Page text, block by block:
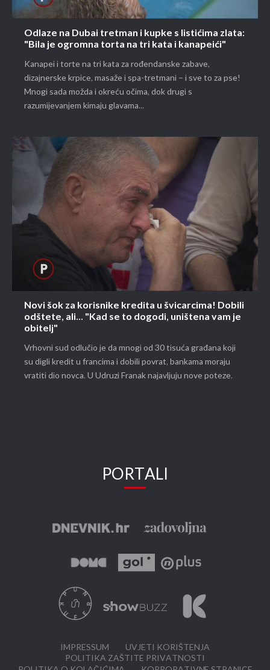
Odlaze na Dubai tretman i kupke s listićima zlata:
"Bila je ogromna torta na tri kata i kanapeići"
Kanapei i torte na tri kata za rođendanske zabave,
dizajnerske krpice, masaže i spa-tretmani – i sve to za pse!
Mnogi sada možda i okreću očima, dok drugi s
razumijevanjem kimaju glavama...
Novi šok za korisnike kredita u švicarcima! Dobili
odštete, ali... "Kad se to dogodi, uništena vam je
obitelj"
Vrhovni sud odlučio je da mnogi od 30 tisuća građana koji
su digli kredit u francima i dobili povrat, bankama moraju
vratiti dio novca. U Udruzi Franak najavljuju nove poteze.
PORTALI
IMPRESSUM
UVJETI KORIŠTENJA
POLITIKA ZAŠTITE PRIVATNOSTI